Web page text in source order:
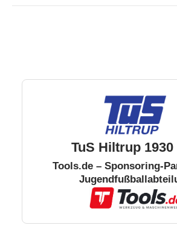
TuS Hiltrup 1930
Tools.de – Sponsoring-